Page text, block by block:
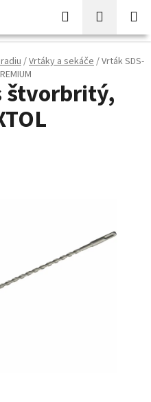
Hľadať
KOŠÍK
/Vrtáky a sekáče/Vrták SDS-
štvorbritý,